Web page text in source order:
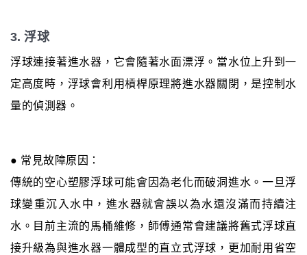
3. 浮球
浮球連接著進水器，它會隨著水面漂浮。當水位上升到一
定高度時，浮球會利用槓桿原理將進水器關閉，是控制水
量的偵測器。
● 常見故障原因：
傳統的空心塑膠浮球可能會因為老化而破洞進水。一旦浮
球變重沉入水中，進水器就會誤以為水還沒滿而持續注
水。目前主流的馬桶維修，師傅通常會建議將舊式浮球直
接升級為與進水器一體成型的直立式浮球，更加耐用省空